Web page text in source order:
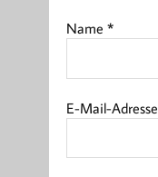
Name *
E-Mail-Adresse